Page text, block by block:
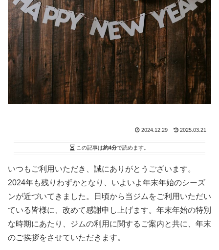
2024.12.29 2025.03.21
この記事は約4分で読めます。
いつもご利用いただき、誠にありがとうございます。
2024年も残りわずかとなり、いよいよ年末年始のシーズ
ンが近づいてきました。日頃から当ジムをご利用いただい
ている皆様に、改めて感謝申し上げます。年末年始の特別
な時期にあたり、ジムの利用に関するご案内と共に、年末
のご挨拶をさせていただきます。